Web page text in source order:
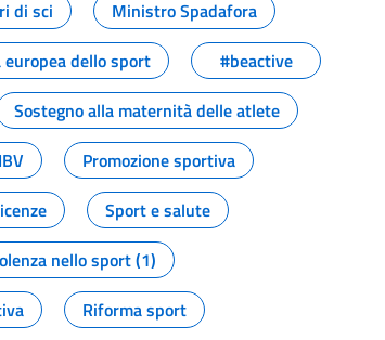
di sci
Ministro Spadafora
dello sport
#beactive
Sostegno alla maternità delle atlete
Promozione sportiva
Sport e salute
nello sport (1)
Riforma sport